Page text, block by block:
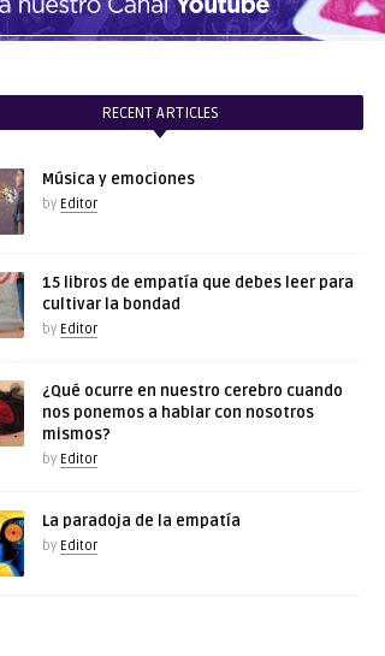
RECENT ARTICLES
Música y emociones
by Editor
15 libros de empatía que debes leer para
cultivar la bondad
by Editor
¿Qué ocurre en nuestro cerebro cuando
nos ponemos a hablar con nosotros
mismos?
by Editor
La paradoja de la empatía
by Editor